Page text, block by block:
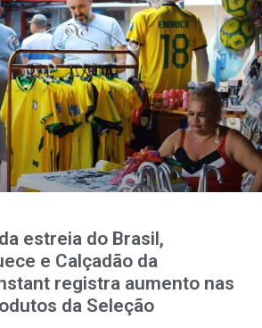
estreia do Brasil,
e Calçadão da
registra aumento nas
da Seleção